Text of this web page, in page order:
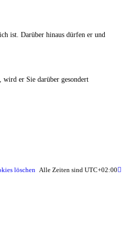
ist. Darüber hinaus dürfen er und
wird er Sie darüber gesondert
Alle Zeiten sind UTC+02:00
löschen